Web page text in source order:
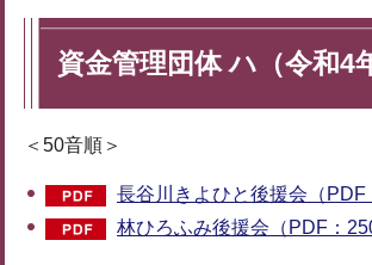
資金管理団体 ハ（令和4
＜50音順＞
長谷川きよひと後援会（PDF
林ひろふみ後援会（PDF：